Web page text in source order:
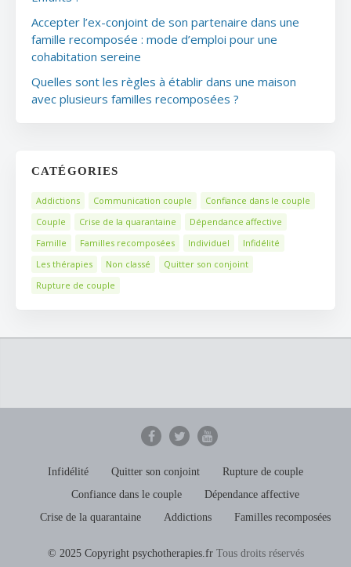
Accepter l’ex-conjoint de son partenaire dans une
famille recomposée : mode d’emploi pour une
cohabitation sereine
Quelles sont les règles à établir dans une maison
avec plusieurs familles recomposées ?
CATÉGORIES
Addictions Communication couple
Confiance dans le couple
Couple
Crise de la quarantaine
Dépendance affective
Famille
Familles recomposées Individuel
Infidélité
Les thérapies
Non classé
Quitter son conjoint
Rupture de couple
Infidélité Quitter son conjoint
Rupture de couple
Confiance dans le couple
Dépendance affective
Crise de la quarantaine
Addictions Familles recomposées
© 2025 Copyright psychotherapies.frTous droits réservés